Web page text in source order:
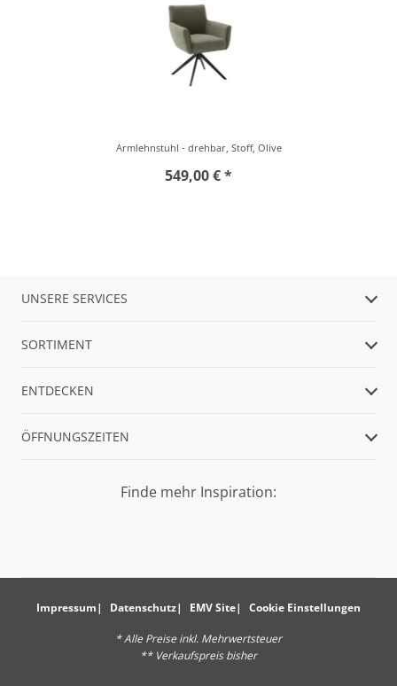
Armlehnstuhl - drehbar, Stoff, Olive
549,00 € *
UNSERE SERVICES
SORTIMENT
ENTDECKEN
ÖFFNUNGSZEITEN
Finde mehr Inspiration:
Impressum Datenschutz EMV Site Cookie Einstellungen
* Alle Preise inkl. Mehrwertsteuer
** Verkaufspreis bisher